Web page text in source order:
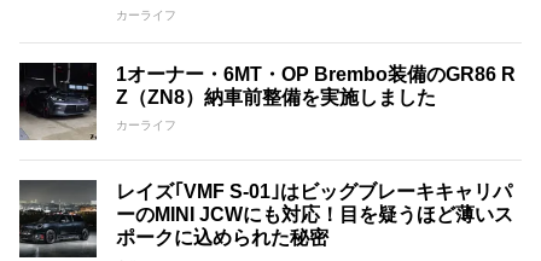
カーライフ
1オーナー・6MT・OP Brembo装備のGR86 R
Z（ZN8）納車前整備を実施しました
カーライフ
レイズ｢VMF S-01｣はビッグブレーキキャリパ
ーのMINI JCWにも対応！目を疑うほど薄いス
ポークに込められた秘密